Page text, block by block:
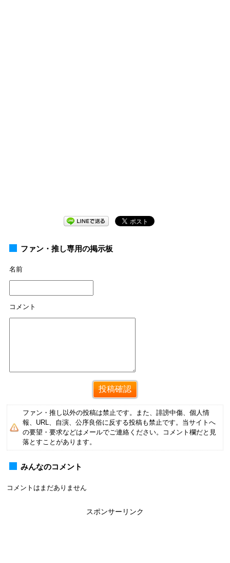
ファン・推し専用の掲示板
名前
コメント
ファン・推し以外の投稿は禁止です。また、誹謗中傷、個人情
報、URL、自演、公序良俗に反する投稿も禁止です。当サイトへ
の要望・要求などはメールでご連絡ください。コメント欄だと見
落とすことがあります。
みんなのコメント
コメントはまだありません
スポンサーリンク